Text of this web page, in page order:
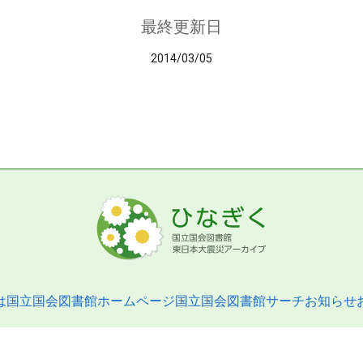
最終更新日
2014/03/05
国立国会図書館ホームページ国立国会図書館サーチお知らせ